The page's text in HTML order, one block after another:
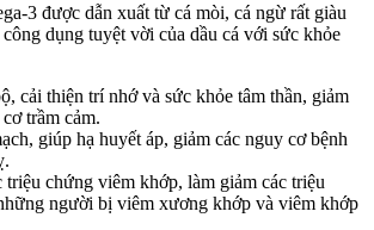
3 được dẫn xuất từ cá mòi, cá ngừ rất giàu
dụng tuyệt vời của dầu cá với sức khỏe
cải thiện trí nhớ và sức khỏe tâm thần, giảm
trầm cảm.
giúp hạ huyết áp, giảm các nguy cơ bệnh
triệu chứng viêm khớp, làm giảm các triệu
người bị viêm xương khớp và viêm khớp